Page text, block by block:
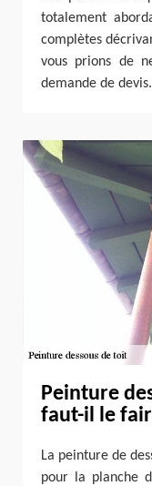
totalement
complètes
vous prions de
demande de
Peinture
faut-il le
La peinture de
pour la planche